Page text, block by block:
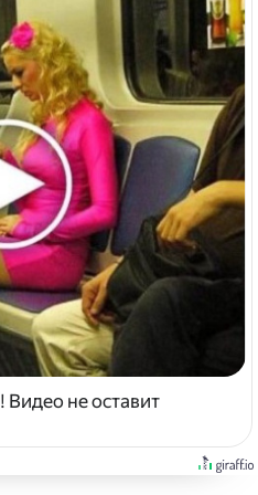
Видео не оставит